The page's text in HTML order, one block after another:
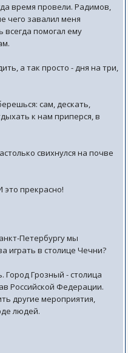
время провели. Радимов,
чего завалил меня
всегда помогал ему
а так просто - дня на три,
сам, дескать,
к нам приперся, в
свихнулся на почве
прекрасно!
Петербургу мы
играть в столице Чечни?
Город Грозный - столица
Российской Федерации.
другие мероприятия,
людей.